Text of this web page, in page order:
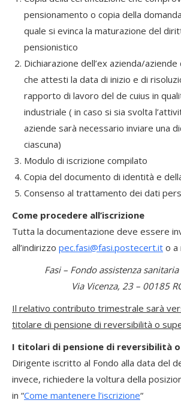
pensionamento o copia della
quale si evinca la maturazione del
pensionistico
Dichiarazione dell’ex azienda/
che attesti la data di inizio e di
rapporto di lavoro del de cuius in
industriale ( in caso si sia svolta
aziende sarà necessario inviare una
ciascuna)
Modulo di iscrizione compilato
Copia del documento di identità e
Consenso al trattamento dei dati
Come procedere all’iscrizione
Tutta la documentazione deve essere
all’indirizzo pec.fasi@fasi.postecert.it o a
Fasi – Fondo assistenza
Via Vicenza, 23 – 00185
Il relativo contributo trimestrale sarà
titolare di pensione di reversibilità o
I titolari di pensione di reversibilità
Dirigente iscritto al Fondo alla data del
invece, richiedere la voltura della
in “Come mantenere l’iscrizione“